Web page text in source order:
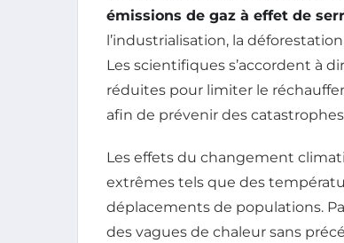
émissions de gaz à effet de
l’industrialisation, la
Les scientifiques s’accordent à
réduites pour limiter le
afin de prévenir des
Les effets du changement
extrêmes tels que des
déplacements de populations.
des vagues de chaleur sans